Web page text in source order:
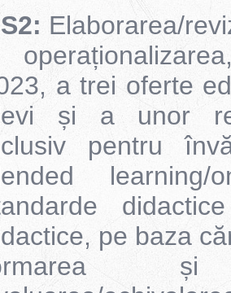
Elaborarea/
a trei oferte
și a unor
pentru
pe baza
și